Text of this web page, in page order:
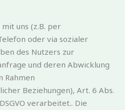
uns (z.B. per
oder via sozialer
des Nutzers zur
und deren Abwicklung
Rahmen
Beziehungen), Art. 6 Abs.
verarbeitet.. Die